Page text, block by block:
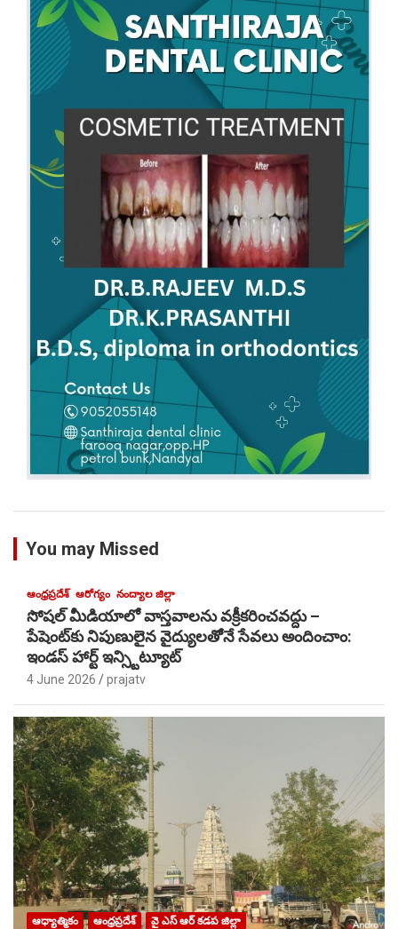
You may Missed
ఆంధ్రప్రదేశ్ ఆరోగ్యం నంద్యాల జిల్లా
సోషల్ మీడియాలో వాస్తవాలను వక్రీకరించవద్దు –
పేషెంట్‌కు నిపుణులైన వైద్యులతోెనే సేవలు అందించాం:
ఇండస్ హార్ట్ ఇన్స్టిట్యూట్
4 June 2026 prajatv
ఆధ్యాత్మికం ఆంధ్రప్రదేశ్ వై ఎస్ ఆర్ కడప జిల్లా